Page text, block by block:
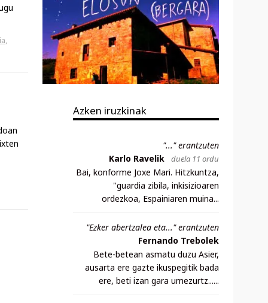
,
Azken iruzkinak
"..." erantzuten
Karlo Ravelik
duela 11 ordu
Bai, konforme Joxe Mari. Hitzkuntza,
"guardia zibila, inkisizioaren
ordezkoa, Espainiaren muina...
"Ezker abertzalea eta..." erantzuten
Fernando Trebolek
Bete-betean asmatu duzu Asier,
ausarta ere gazte ikuspegitik bada
ere, beti izan gara umezurtz......